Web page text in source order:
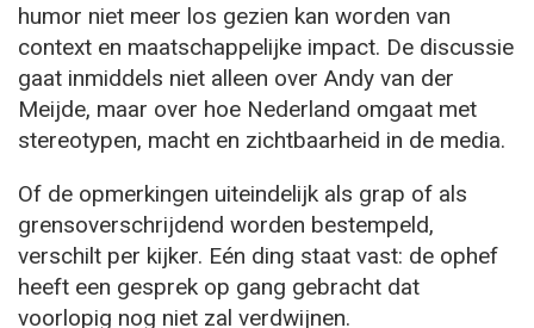
humor niet meer los gezien kan worden van
context en maatschappelijke impact. De discussie
gaat inmiddels niet alleen over Andy van der
Meijde, maar over hoe Nederland omgaat met
stereotypen, macht en zichtbaarheid in de media.
Of de opmerkingen uiteindelijk als grap of als
grensoverschrijdend worden bestempeld,
verschilt per kijker. Eén ding staat vast: de ophef
heeft een gesprek op gang gebracht dat
voorlopig nog niet zal verdwijnen.